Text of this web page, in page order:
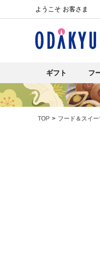
ようこそ お客さま
ギフト フ
TOP フード＆スイー